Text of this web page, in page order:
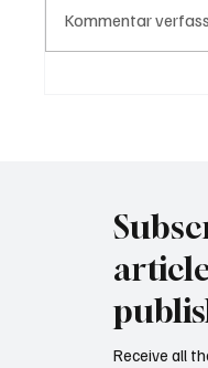
Kommentar
Receive all